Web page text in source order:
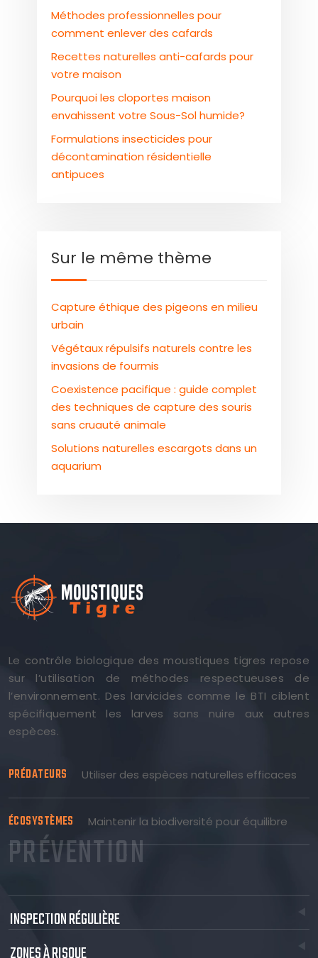
Méthodes professionnelles pour
comment enlever des cafards
Recettes naturelles anti-cafards pour
votre maison
Pourquoi les cloportes maison
envahissent votre Sous-Sol humide?
Formulations insecticides pour
décontamination résidentielle
antipuces
Sur le même thème
Capture éthique des pigeons en milieu
urbain
Végétaux répulsifs naturels contre les
invasions de fourmis
Coexistence pacifique : guide complet
des techniques de capture des souris
sans cruauté animale
Solutions naturelles escargots dans un
aquarium
Le contrôle biologique des moustiques tigres repose
sur l’utilisation de méthodes respectueuses de
l’environnement. Des larvicides comme le BTI ciblent
spécifiquement les larves sans nuire aux autres
espèces.
PRÉDATEURS Utiliser des espèces naturelles efficaces
ÉCOSYSTÈMES Maintenir la biodiversité pour équilibre
PRÉVENTION
INSPECTION RÉGULIÈRE